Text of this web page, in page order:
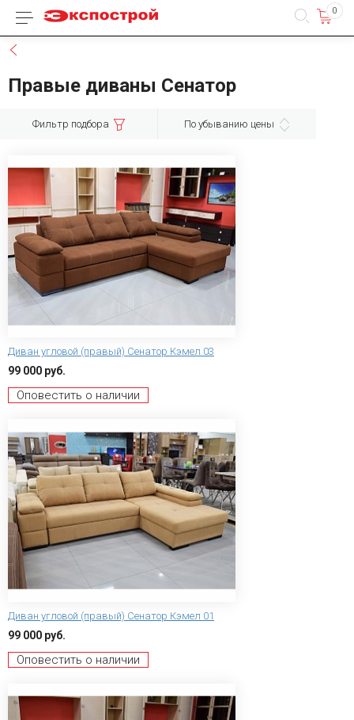
Каталог товаров 0
Правые диваны Сенатор
Фильтр подбора По убыванию цены
Диван угловой (правый) Сенатор Кэмел 03
99 000 руб.
Оповестить о наличии
Диван угловой (правый) Сенатор Кэмел 01
99 000 руб.
Оповестить о наличии